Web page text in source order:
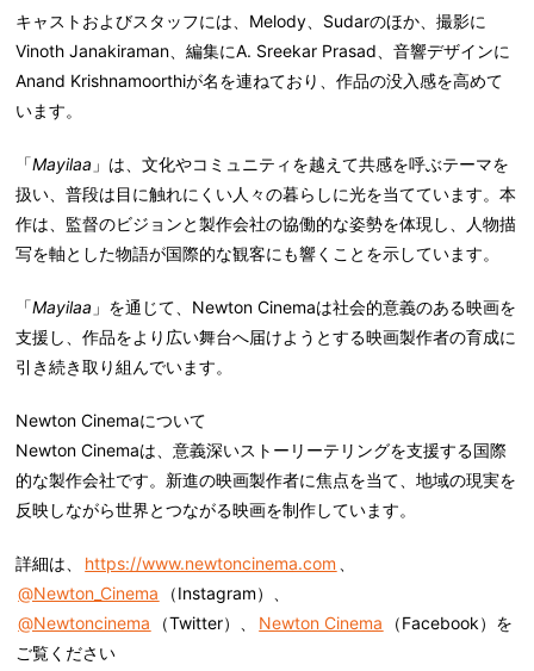
キャストおよびスタッフには、Melody、Sudarのほか、撮影に
Vinoth Janakiraman、編集にA. Sreekar Prasad、音響デザインに
Anand Krishnamoorthiが名を連ねており、作品の没入感を高めて
います。
「Mayilaa 」は、文化やコミュニティを越えて共感を呼ぶテーマを
扱い、普段は目に触れにくい人々の暮らしに光を当てています。本
作は、監督のビジョンと製作会社の協働的な姿勢を体現し、人物描
写を軸とした物語が国際的な観客にも響くことを示しています。
「Mayilaa 」を通じて、Newton Cinemaは社会的意義のある映画を
支援し、作品をより広い舞台へ届けようとする映画製作者の育成に
引き続き取り組んでいます。
Newton Cinemaについて
Newton Cinemaは、意義深いストーリーテリングを支援する国際
的な製作会社です。新進の映画製作者に焦点を当て、地域の現実を
反映しながら世界とつながる映画を制作しています。
詳細は、 https://www.newtoncinema.com
@Newton_Cinema
（Instagram）、
@Newtoncinema
（Twitter）、 Newton Cinema
（Facebook）を
ご覧ください